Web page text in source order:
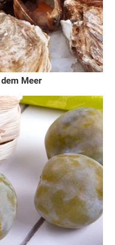
Meer